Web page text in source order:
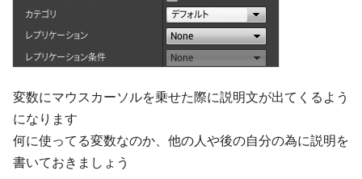
変数にマウスカーソルを乗せた際に説明文が出てくるよう
になります
何に使ってる変数なのか、他の人や後の自分の為に説明を
書いておきましょう